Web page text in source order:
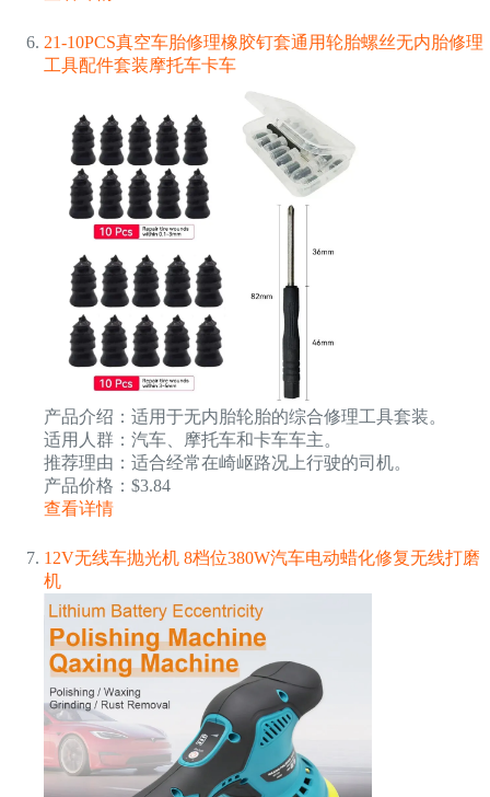
21-10PCS真空车胎修理橡胶钉套通用轮胎螺丝无内胎修理
工具配件套装摩托车卡车
产品介绍：适用于无内胎轮胎的综合修理工具套装。
适用人群：汽车、摩托车和卡车车主。
推荐理由：适合经常在崎岖路况上行驶的司机。
产品价格：$3.84
查看详情
12V无线车抛光机 8档位380W汽车电动蜡化修复无线打磨
机